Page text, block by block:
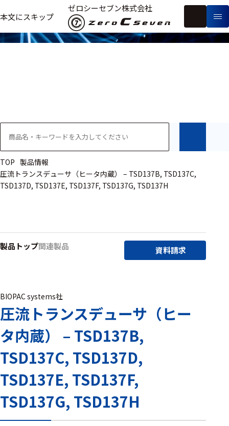
本文にスキップ
ゼロシーセブン株式会社
製
生
体
信
ー
フ
リ
ー
ワ
研究用
ヒト・人
動物
ハード
サリ・
ワイヤレス・無
線対応
MRI対応
システム・周辺
構成
装置本体
製品情報
TOP 製品情報
圧流トランスデューサ（ヒータ内蔵） – TSD137B, TSD137C,
TSD137D, TSD137E, TSD137F, TSD137G, TSD137H
製品トップ関連製品 資料請求
BIOPAC systems社
圧流トランスデューサ（ヒー
タ内蔵） – TSD137B,
TSD137C, TSD137D,
TSD137E, TSD137F,
TSD137G, TSD137H